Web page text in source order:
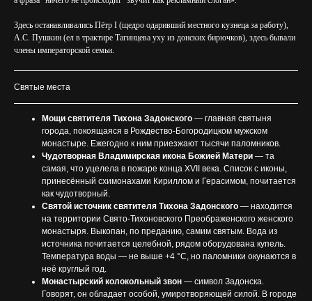
Здесь останавливались Пётр I (щедро одаривший местного кузнеца за работу),
А.С. Пушкин (ел в трактире Тагинцева уху из донских бирючков), здесь бывали
члены императорской семьи.
Святые места
Мощи святителя Тихона Задонского — главная святыня
города, покоящаяся в Рождество-Богородицком мужском
монастыре. Ежегодно к ним приезжают тысячи паломников.
Чудотворная Владимирская икона Божией Матери — та
самая, что уцелела в пожаре конца XVII века. Список с иконы,
принесённый схимонахами Кириллом и Герасимом, почитается
как чудотворный.
Святой источник святителя Тихона Задонского — находится
на территории Свято-Тихоновского Преображенского женского
монастыря. Выкопан, по преданию, самим святым. Вода из
источника почитается целебной, рядом оборудована купель.
Температура воды — не выше +4 °C, но паломники окунаются в
неё круглый год.
Монастырский колокольный звон — символ Задонска.
Говорят, он обладает особой, умиротворяющей силой. В городе